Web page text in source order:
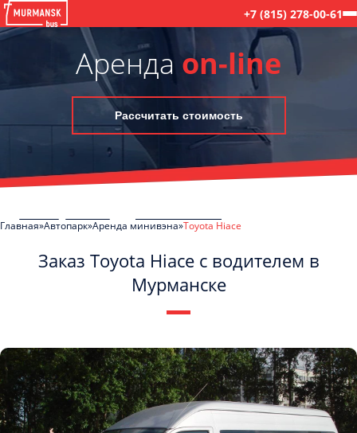
+7 (815) 278-00-61
Аренда on-line
Рассчитать стоимость
Главная Автопарк Аренда минивэна Toyota Hiace
Заказ Toyota Hiace с водителем в
Мурманске
Политикой конфиденциальности
ознакомлен(а), даю согласие на